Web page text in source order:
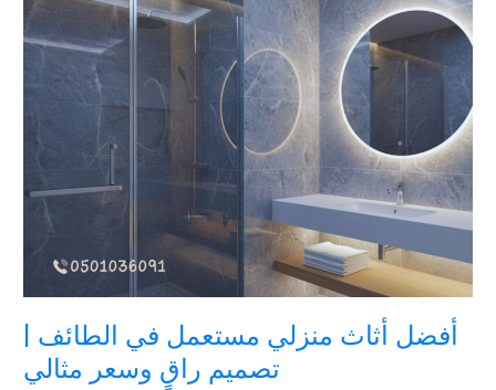
أفضل أثاث منزلي مستعمل في الطائف |
تصميم راقٍ وسعر مثالي
أفضل
أثاث
منزلي
مستعمل
تصميم
راقٍ
وسعر